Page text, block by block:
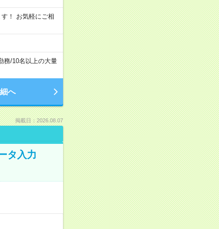
！ お気軽にご相
務/10名以上の大量
へ
掲載日：2026.08.07
タ入力